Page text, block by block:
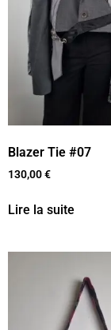
Blazer Tie #07
130,00€
Lire la suite